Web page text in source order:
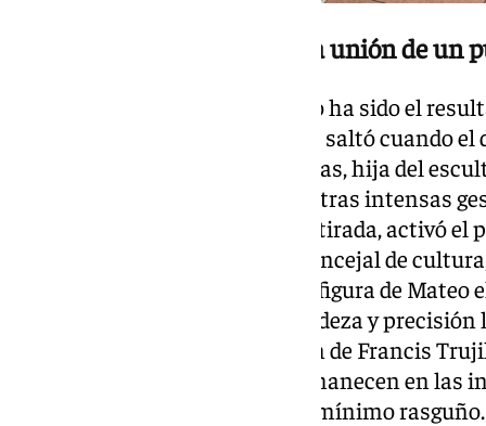
El rescate de la memoria y la unión de un
La salvación de este patrimonio ha sido el
voluntades y afectos. La alarma saltó cuando
hizo inminente. Sandra Falgueras, hija del
rescatar el legado de su padre y, tras intensas
para obtener los permisos de retirada, activó
estrecha colaboración con la concejal de
engranaje físico del traslado, la figura de
manejando con absoluta delicadeza y
con la inestimable colaboración de Francis
de la Guardia Civil que aún permanecen en las
alma de la obra sufriera el más mínimo rasguño.